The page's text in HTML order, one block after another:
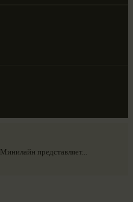
Минилайн представляет...